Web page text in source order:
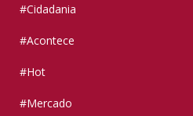
#Cidadania
#Acontece
#Hot
#Mercado